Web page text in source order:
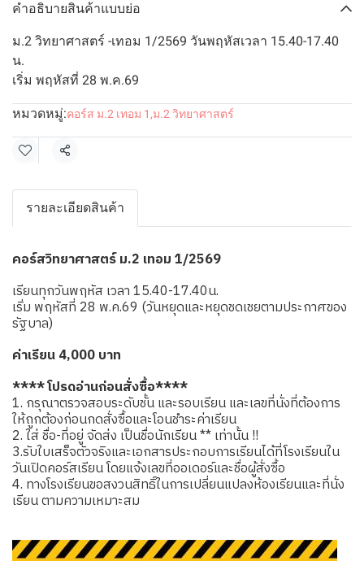
คำอธิบายสินค้าแบบย่อ
ม.2 วิทยาศาสตร์ -เทอม 1/2569 วันพฤหัสเวลา 15.40-17.40
น.
เริ่ม พฤหัสที่ 28 พ.ค.69
หมวดหมู่:คอร์ส ม.2 เทอม 1 ,ม.2 วิทยาศาสตร์
แชร์
รายละเอียดสินค้า
คอร์สวิทยาศาสตร์ ม.2 เทอม 1/2569
เรียนทุกวันพฤหัส เวลา 15.40-17.40น.
เริ่ม พฤหัสที่ 28 พ.ค.69 (วันหยุดและหยุดชดเชยตามประกาศของ
รัฐบาล)
ค่าเรียน 4,000 บาท
**** โปรดอ่านก่อนสั่งซื้อ****
1. กรุณาตรวจสอบระดับชั้น และรอบเรียน และเลขที่นั่งที่ต้องการ
ให้ถูกต้องก่อนกดสั่งซื้อและโอนชำระค่าเรียน
2. ใส่ ชื่อ-ที่อยู่ จัดส่ง เป็นชื่อนักเรียน ** เท่านั้น !!
3.รับใบเสร็จตัวจริงและเอกสารประกอบการเรียนได้ที่โรงเรียนใน
วันเปิดคอร์สเรียน โดยแจ้งเลขที่ออเดอร์และชื่อผู้สั่งซื้อ
4. ทางโรงเรียนขอสงวนสิทธิ์ในการเปลี่ยนแปลงห้องเรียนและที่นั่ง
เรียน ตามความเหมาะสม